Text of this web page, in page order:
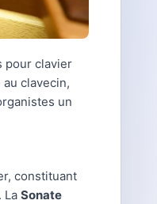
pour clavier
clavecin,
un
constituant
La Sonate